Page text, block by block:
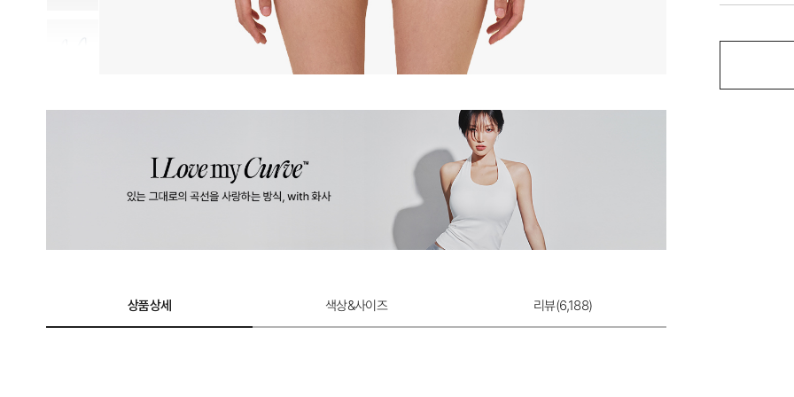
상품상세 색상&사이즈 리뷰(6,188)